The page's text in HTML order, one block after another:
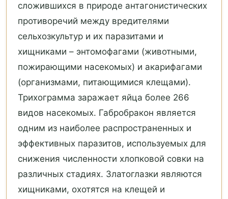
сложившихся в природе антагонистических
противоречий между вредителями
сельхозкультур и их паразитами и
хищниками – энтомофагами (животными,
пожирающими насекомых) и акарифагами
(организмами, питающимися клещами).
Трихограмма заражает яйца более 266
видов насекомых. Габробракон является
одним из наиболее распространенных и
эффективных паразитов, используемых для
снижения численности хлопковой совки на
различных стадиях. Златоглазки являются
хищниками, охотятся на клещей и